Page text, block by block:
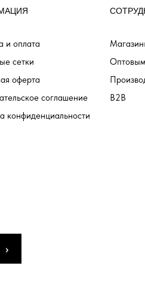
и оплата
сетки
оферта
соглашение
›
конфиденциальности
B2B